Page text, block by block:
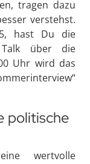
tragen dazu
verstehst.
hast Du die
Talk über die
Uhr wird das
politische
wertvolle